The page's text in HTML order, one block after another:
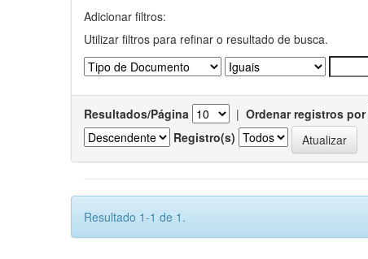
Adicionar filtros:
Utilizar filtros para refinar o resultado de busca.
Resultados/Página | Ordenar registros por
Registro(s)
Resultado 1-1 de 1.